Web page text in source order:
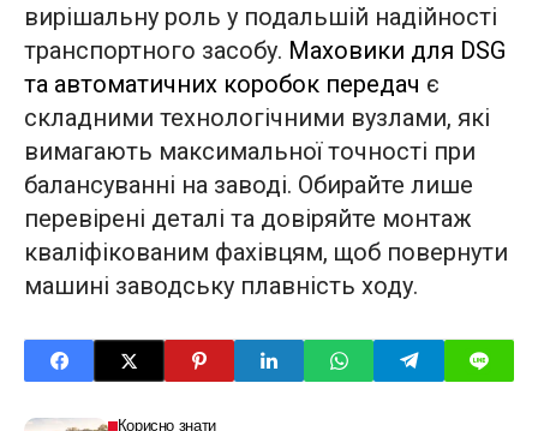
вирішальну роль у подальшій надійності
транспортного засобу. Маховики для DSG
та автоматичних коробок передач є
складними технологічними вузлами, які
вимагають максимальної точності при
балансуванні на заводі. Обирайте лише
перевірені деталі та довіряйте монтаж
кваліфікованим фахівцям, щоб повернути
машині заводську плавність ходу.
Корисно знати